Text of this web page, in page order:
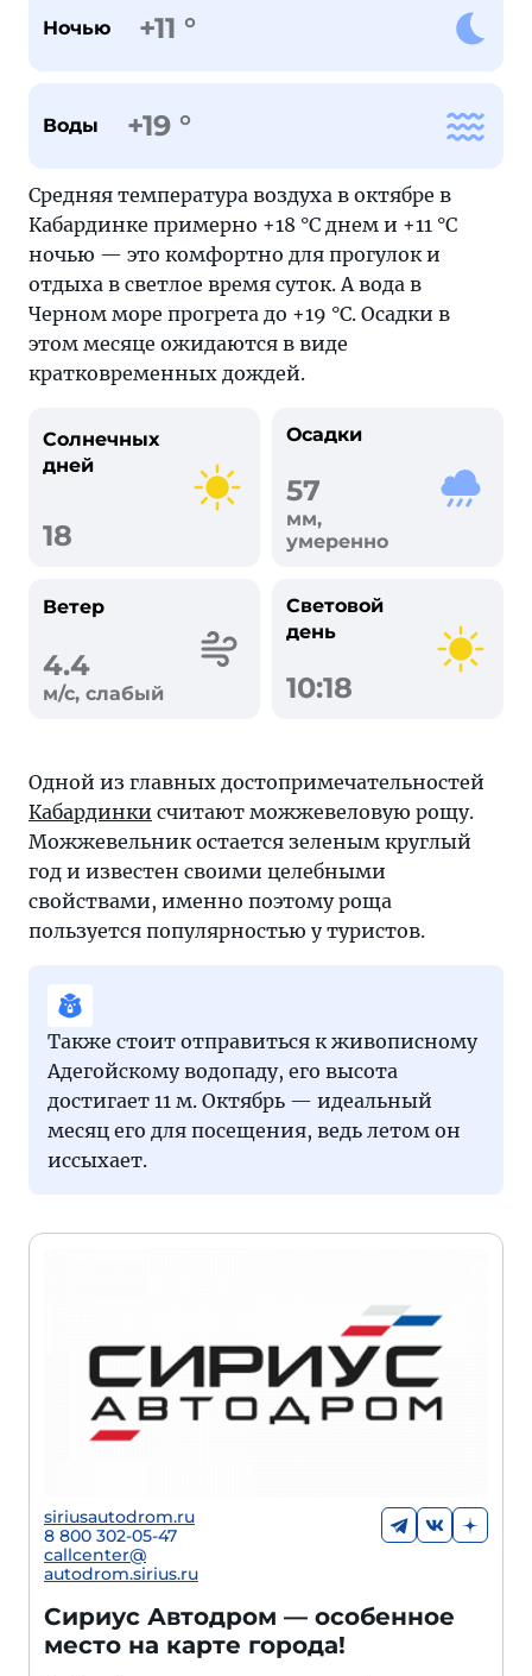
Ночью +11 °
Воды +19 °
Средняя температура воздуха в октябре в
Кабардинке примерно +18 °C днем и +11 °C
ночью — это комфортно для прогулок и
отдыха в светлое время суток. А вода в
Черном море прогрета до +19 °C. Осадки в
этом месяце ожидаются в виде
кратковременных дождей.
Солнечных
дней
18
Осадки
57
мм,
умеренно
Ветер
4.4
м/с, слабый
Световой
день
10:18
Одной из главных достопримечательностей
Кабардинки считают можжевеловую рощу.
Можжевельник остается зеленым круглый
год и известен своими целебными
свойствами, именно поэтому роща
пользуется популярностью у туристов.
Также стоит отправиться к живописному
Адегойскому водопаду, его высота
достигает 11 м. Октябрь — идеальный
месяц его для посещения, ведь летом он
иссыхает.
siriusautodrom.ru
8 800 302-05-47
callcenter@
autodrom.sirius.ru
Сириус Автодром — особенное
место на карте города!